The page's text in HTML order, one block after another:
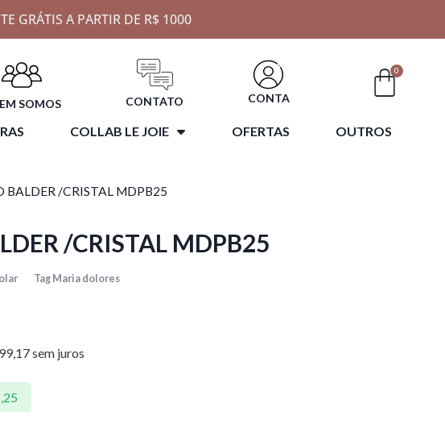
GRÁTIS A PARTIR DE R$ 1000
SOMOS CONTATO CONTA
0
COLLAB LE JOIE OFERTAS OUTROS
BALDER /CRISTAL MDPB25
/CRISTAL MDPB25
Tag Maria dolores
sem juros